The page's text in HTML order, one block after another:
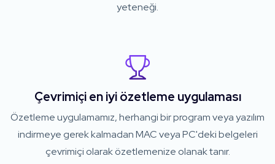
yeteneği.
Çevrimiçi en iyi özetleme uygulaması
Özetleme uygulamamız, herhangi bir program veya yazılım
indirmeye gerek kalmadan MAC veya PC'deki belgeleri
çevrimiçi olarak özetlemenize olanak tanır.